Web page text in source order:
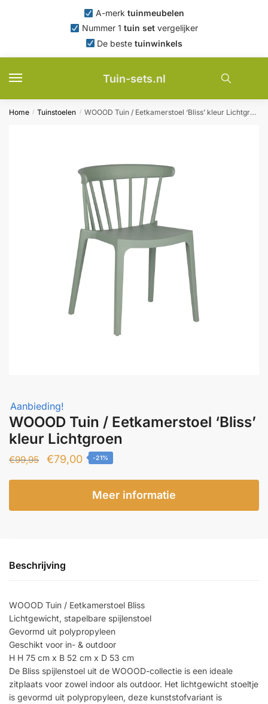
A-merk tuinmeubelen
Nummer 1 tuin set vergelijker
De bestetuinwinkels
Tuin-sets.nl
Home / Tuinstoelen / WOOOD Tuin / Eetkamerstoel ‘Bliss’ kleur Lichtgroen
Aanbieding!
WOOOD Tuin / Eetkamerstoel ‘Bliss’
kleur Lichtgroen
€99,95
Oorspronkelijke
€99,95.
€79,00Huidige
is:
€79,00.
-21%
Meer informatie
Beschrijving
WOOOD Tuin / Eetkamerstoel Bliss
Lichtgewicht, stapelbare spijlenstoel
Gevormd uit polypropyleen
Geschikt voor in- & outdoor
H H 75 cm x B 52 cm x D 53 cm
De Bliss spijlenstoel uit de WOOOD-collectie is een ideale
zitplaats voor zowel indoor als outdoor. Het lichtgewicht stoeltje
is gevormd uit polypropyleen, deze kunststofvariant is